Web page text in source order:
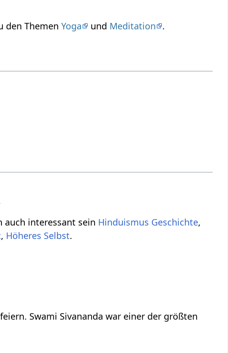
den ThemenYoga und Meditation .
interessant sein Hinduismus Geschichte,
, Höheres Selbst.
Swami Sivananda war einer der größten